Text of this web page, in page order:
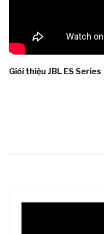
Giới thiệu JBL ES Series